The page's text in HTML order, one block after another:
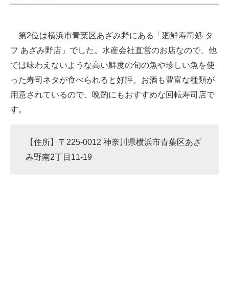
第2位は横浜市青葉区あざみ野にある「廻鮮寿司処 タ
フ あざみ野店」でした。水産会社直営のお店なので、他
では味わえないような高い鮮度の旬の魚や珍しい魚を使
った寿司ネタが食べられると好評。お酒も豊富な種類が
用意されているので、晩酌にもおすすめな回転寿司店で
す。
【住所】〒225-0012 神奈川県横浜市青葉区あざ
み野南2丁目11-19